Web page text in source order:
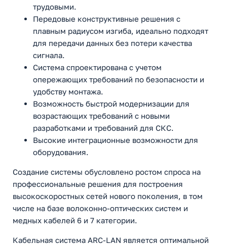
трудовыми.
Передовые конструктивные решения с
плавным радиусом изгиба, идеально подходят
для передачи данных без потери качества
сигнала.
Система спроектирована с учетом
опережающих требований по безопасности и
удобству монтажа.
Возможность быстрой модернизации для
возрастающих требований с новыми
разработками и требований для СКС.
Высокие интеграционные возможности для
оборудования.
Создание системы обусловлено ростом спроса на
профессиональные решения для построения
высокоскоростных сетей нового поколения, в том
числе на базе волоконно-оптических систем и
медных кабелей 6 и 7 категории.
Кабельная система ARC-LAN является оптимальной